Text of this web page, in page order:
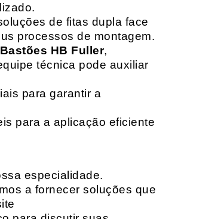
de fitas dupla face
processos de montagem.
HB Fuller,
técnica pode auxiliar
para garantir a
para a aplicação eficiente
especialidade.
a fornecer soluções que